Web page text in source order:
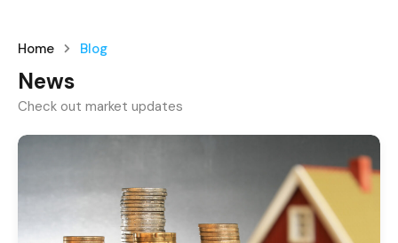
Home Blog
News
Check out market updates